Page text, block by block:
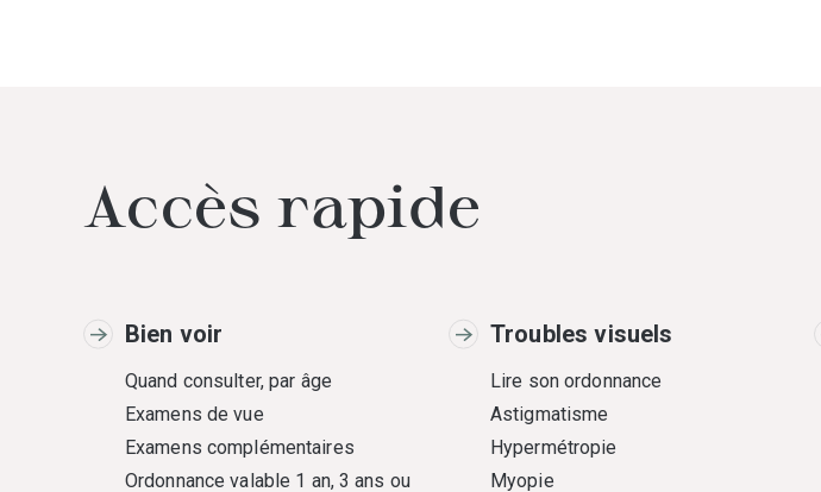
Accès rapide
Bien voir
Quand consulter, par âge
Examens de vue
Examens complémentaires
Ordonnance valable 1 an, 3 ans ou
Troubles visuels
Lire son ordonnance
Astigmatisme
Hypermétropie
Myopie